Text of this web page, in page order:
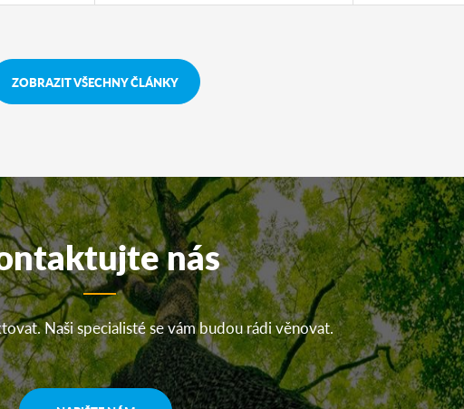
ZOBRAZIT VŠECHNY ČLÁNKY
nás
Naši specialisté se vám budou rádi věnovat.